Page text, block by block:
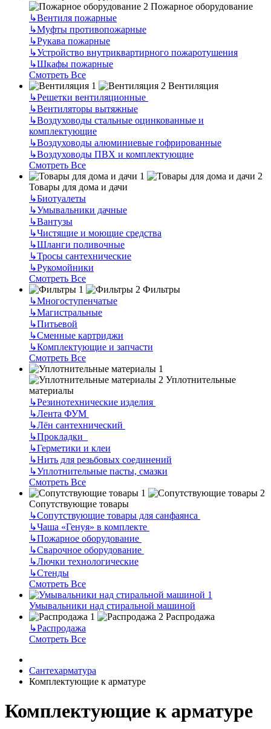
Пожарное оборудование
↳Вентиля пожарные
↳Муфты противопожарные
↳Рукава пожарные
↳Устройство внутриквартирного пожаротушения
↳Шкафы пожарные
Смотреть Все
Вентиляция
↳Решетки вентиляционные
↳Вентиляторы вытяжные
↳Воздуховоды стальные оцинкованные и
комплектующие
↳Воздуховоды алюминиевые гофрированные
↳Воздуховоды ПВХ и комплектующие
Смотреть Все
Товары для дома и дачи
↳Биотуалеты
↳Умывальники дачные
↳Вантузы
↳Чистящие и моющие средства
↳Шланги поливочные
↳Тросы сантехнические
↳Рукомойники
Смотреть Все
Фильтры
↳Многоступенчатые
↳Магистральные
↳Питьевой
↳Сменные картриджи
↳Комплектующие и запчасти
Смотреть Все
Уплотнительные
материалы
↳Резинотехнические изделия
↳Лента ФУМ
↳Лён сантехнический
↳Прокладки
↳Герметики и клеи
↳Нить для резьбовых соединений
↳Уплотнительные пасты, смазки
Смотреть Все
Сопутствующие товары
↳Сопутствующие товары для санфаянса
↳Чаша «Генуя» в комплекте
↳Пожарное оборудование
↳Сварочное оборудование
↳Лючки технологические
↳Стенды
Смотреть Все
Умывальники над стиральной машиной
Распродажа
↳Распродажа
Смотреть Все
Сантехарматура
Комплектующие к арматуре
Комплектующие к арматуре